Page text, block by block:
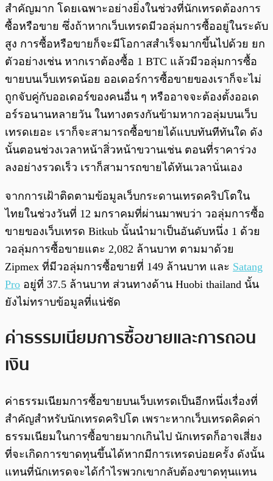
สำคัญมาก โดยเฉพาะอย่างยิ่งในช่วงที่นักเทรดต้องการ
ซื้อหรือขาย ซึ่งถ้าหากเว็บเทรดมีวอลุ่มการซื้ออยู่ในระดับ
สูง การซื้อหรือขายก็จะมีโอกาสสำเร็จมากขึ้นไปด้วย ยก
ตัวอย่างเช่น หากเราต้องซื้อ 1 BTC แล้วมีวอลุ่มการซื้อ
ขายบนเว็บเทรดน้อย ออเดอร์การซื้อขายของเราก็จะไม่
ถูกจับคู่กับออเดอร์ของคนอื่น ๆ หรืออาจจะต้องตั้งออเด
อร์รอนานหลายวัน ในทางตรงกันข้ามหากวอลุ่มบนเว็บ
เทรดเยอะ เราก็จะสามารถซื้อขายได้แบบทันทีทันใด ดัง
นั้นตอนช่วงเวลาหน้าสิ่วหน้าขวานเช่น ตอนที่ราคาร่วง
ลงอย่างรวดเร็ว เราก็สามารถขายได้ทันเวลานั่นเอง
จากการเฝ้าติดตามข้อมูลเว็บกระดานเทรดคริปโตใน
ไทยในช่วงวันที่ 12 มกราคมที่ผ่านมาพบว่า วอลุ่มการซื้อ
ขายของเว็บเทรด Bitkub นั้นนำมาเป็นอันดับหนึ่ง 1 ด้วย
วอลุ่มการซื้อขายแตะ 2,082 ล้านบาท ตามมาด้วย
Zipmex ที่มีวอลุ่มการซื้อขายที่ 149 ล้านบาท และ Satang
Pro อยู่ที่ 37.5 ล้านบาท ส่วนทางด้าน Huobi thailand นั้น
ยังไม่ทราบข้อมูลที่แน่ชัด
ค่าธรรมเนียมการซื้อขายและการถอน
เงิน
ค่าธรรมเนียมการซื้อขายบนเว็บเทรดเป็นอีกหนึ่งเรื่องที่
สำคัญสำหรับนักเทรดคริปโต เพราะหากเว็บเทรดคิดค่า
ธรรมเนียมในการซื้อขายมากเกินไป นักเทรดก็อาจเสี่ยง
ที่จะเกิดการขาดทุนขึ้นได้หากมีการเทรดบ่อยครั้ง ดังนั้น
แทนที่นักเทรดจะได้กำไรพวกเขากลับต้องขาดทุนแทน